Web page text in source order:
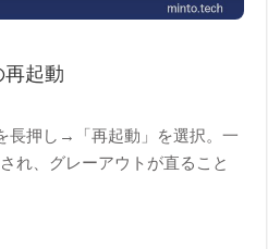
起動
長押し→「再起動」を選択。一
れ、グレーアウトが直ること